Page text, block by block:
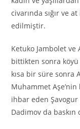
civarında sığır ve
edilmiştir.
Ketuko Jambolet
bittikten sonra
kısa bir süre sonra
Muhammet
ihbar eden
Dadimov da